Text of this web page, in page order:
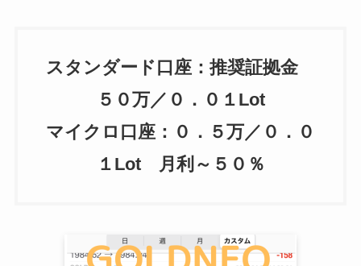
スタンダード口座：推奨証拠金
５０万／０．０１Lot
マイクロ口座：０．５万／０．０
１Lot 月利～５０％